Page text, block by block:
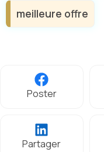
meilleure offre
Poster
Partager